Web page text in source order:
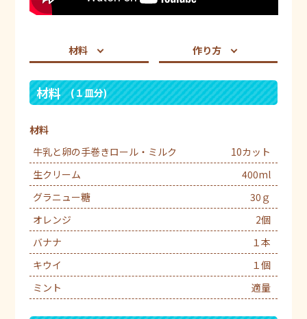
材料 作り方
材料 (１皿分)
材料
牛乳と卵の手巻きロール・ミルク
10カット
生クリーム
400ml
グラニュー糖
30ｇ
オレンジ
2個
バナナ
１本
キウイ
１個
ミント
適量